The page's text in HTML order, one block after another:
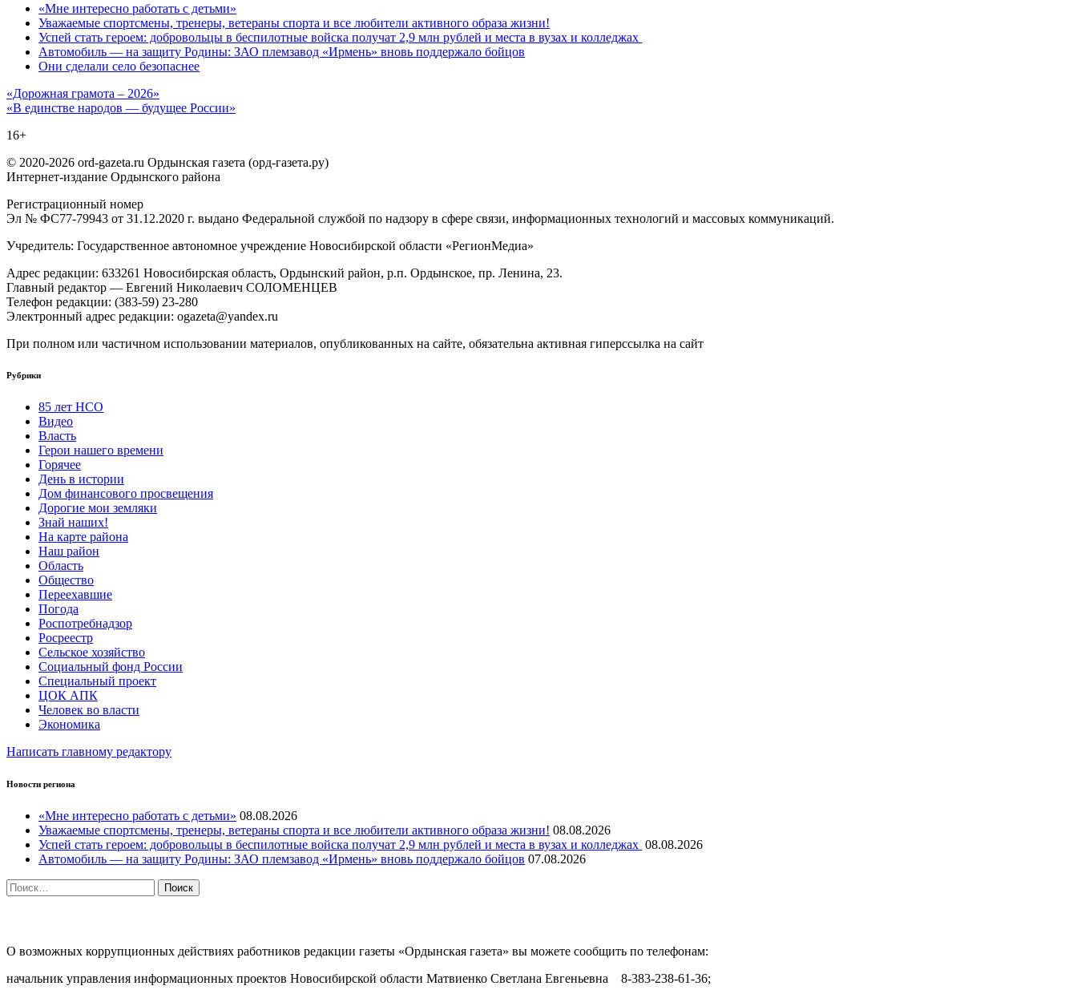
«Мне интересно работать с детьми»
Уважаемые спортсмены, тренеры, ветераны спорта и все любители активного образа жизни!
Успей стать героем: добровольцы в беспилотные войска получат 2,9 млн рублей и места в вузах и колледжах
Автомобиль — на защиту Родины: ЗАО племзавод «Ирмень» вновь поддержало бойцов
Они сделали село безопаснее
Навигация
по
записям
«Дорожная грамота – 2026»
«В единстве народов — будущее России»
16+
© 2020-2026 ord-gazeta.ru Ордынская газета (орд-газета.ру)
Интернет-издание Ордынского района
Регистрационный номер
Эл № ФС77-79943 от 31.12.2020 г. выдано Федеральной службой по надзору в сфере связи, информационных технологий и массовых коммуникаций.
Учредитель: Государственное автономное учреждение Новосибирской области «РегионМедиа»
Адрес редакции: 633261 Новосибирская область, Ордынский район, р.п. Ордынское, пр. Ленина, 23.
Главный редактор — Евгений Николаевич СОЛОМЕНЦЕВ
Телефон редакции: (383-59) 23-280
Электронный адрес редакции: ogazeta@yandex.ru
При полном или частичном использовании материалов, опубликованных на сайте, обязательна активная гиперссылка на сайт
Рубрики
85 лет НСО
Видео
Власть
Герои нашего времени
Горячее
День в истории
Дом финансового просвещения
Дорогие мои земляки
Знай наших!
На карте района
Наш район
Область
Общество
Переехавшие
Погода
Роспотребнадзор
Росреестр
Сельское хозяйство
Социальный фонд России
Специальный проект
ЦОК АПК
Человек во власти
Экономика
Написать главному редактору
Новости региона
«Мне интересно работать с детьми» 08.08.2026
Уважаемые спортсмены, тренеры, ветераны спорта и все любители активного образа жизни! 08.08.2026
Успей стать героем: добровольцы в беспилотные войска получат 2,9 млн рублей и места в вузах и колледжах 08.08.2026
Автомобиль — на защиту Родины: ЗАО племзавод «Ирмень» вновь поддержало бойцов 07.08.2026
Найти:
О возможных коррупционных действиях работников редакции газеты «Ордынская газета» вы можете сообщить по телефонам:
начальник управления информационных проектов Новосибирской области Матвиенко Светлана Евгеньевна 8-383-238-61-36;